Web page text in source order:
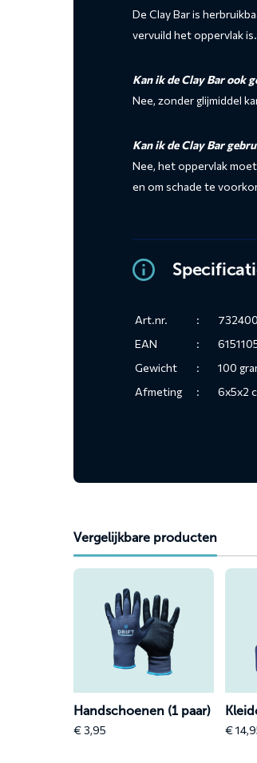
De Clay Bar is
vervuild het oppervlak is.
Kan ik de Clay Bar ook
Nee, zonder glijmiddel
Kan ik de Clay Bar
Nee, het oppervlak
en om schade te
Art.nr. :
EAN
:
Gewicht
:
100
Afmeting
: 6x5x2
Vergelijkbare producten
Lees
Handschoenen
Handschoenen (1 paar)
€3,95
Lees
€